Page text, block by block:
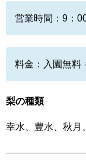
営業時間：9：
料金：入園無料
梨の種類
幸水、豊水、秋月